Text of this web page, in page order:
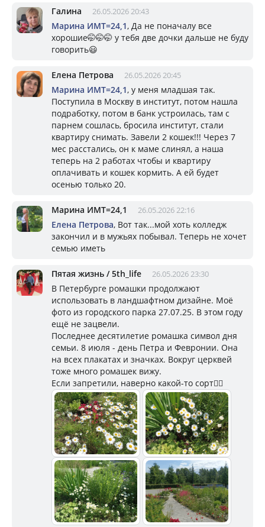
Галина 26.05.2026 20:43
Марина ИМТ=24,1, Да не поначалу все
хорошие🤭🤭🤭 у тебя две дочки дальше не буду
говорить😃
Елена Петрова 26.05.2026 20:45
Марина ИМТ=24,1, у меня младшая так.
Поступила в Москву в институт, потом нашла
подработку, потом в банк устроилась, там с
парнем сошлась, бросила институт, стали
квартиру снимать. Завели 2 кошек!!! Через 7
мес расстались, он к маме слинял, а наша
теперь на 2 работах чтобы и квартиру
оплачивать и кошек кормить. А ей будет
осенью только 20.
Марина ИМТ=24,1 26.05.2026 22:16
Елена Петрова, Вот так...мой хоть колледж
закончил и в мужьях побывал. Теперь не хочет
семью иметь
Пятая жизнь / 5th_life 26.05.2026 23:30
В Петербурге ромашки продолжают
использовать в ландшафтном дизайне. Моё
фото из городского парка 27.07.25. В этом году
ещё не зацвели.
Последнее десятилетие ромашка символ дня
семьи. 8 июля - день Петра и Февронии. Она
на всех плакатах и значках. Вокруг церквей
тоже много ромашек вижу.
Если запретили, наверно какой-то сорт🤷‍♀️